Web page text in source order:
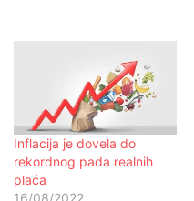
Inflacija je dovela do
rekordnog pada realnih
plaća
16/08/2022